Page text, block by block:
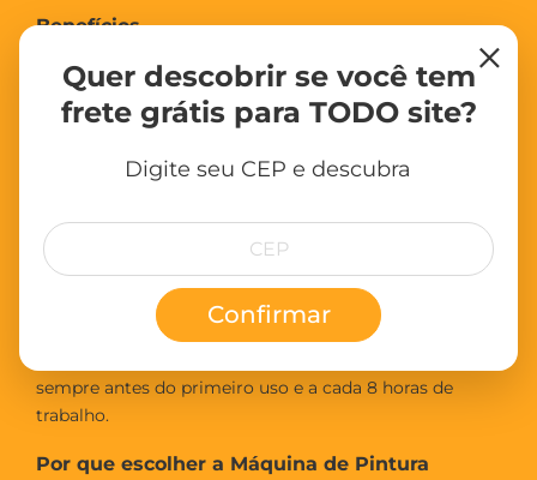
×
Quer descobrir se você tem
frete grátis para TODO site?
Digite seu CEP e descubra
Confirmar
Benefícios
Duas saídas para uso simultâneo com tintas –
mais produtividade
Motor Brushless – maior durabilidade e eficiência
Facilidade de transporte com alça e rodas
Acabamento uniforme e de alta qualidade
Imagem ilustrativa. Óleo para lubrificação não incluso
sempre antes do primeiro uso e a cada 8 horas de
trabalho.
Por que escolher a Máquina de Pintura